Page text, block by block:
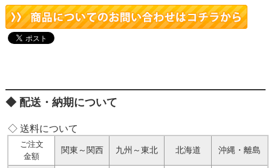
配送・納期について
◇ 送料について
ご注文
金額
関東～関西 九州～東北 北海道 沖縄・離島